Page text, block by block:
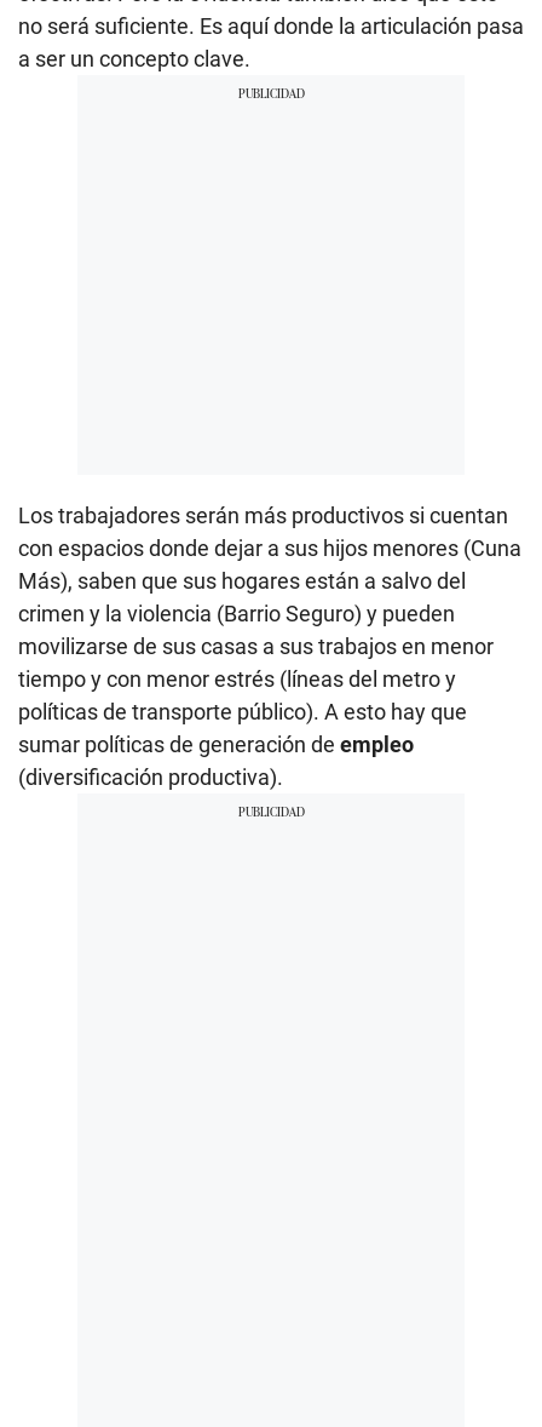
no será suficiente. Es aquí donde la articulación pasa
a ser un concepto clave.
Los trabajadores serán más productivos si cuentan
con espacios donde dejar a sus hijos menores (Cuna
Más), saben que sus hogares están a salvo del
crimen y la violencia (Barrio Seguro) y pueden
movilizarse de sus casas a sus trabajos en menor
tiempo y con menor estrés (líneas del metro y
políticas de transporte público). A esto hay que
sumar políticas de generación de empleo
(diversificación productiva).